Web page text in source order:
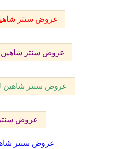
عروض سنتر
عروض سنتر شاهين
عروض سنتر شاهين
عروض
عروض سنتر شاهين